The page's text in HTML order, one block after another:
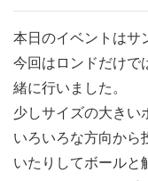
本日のイベントはサ
今回はロンドだけで
緒に行いました。
少しサイズの大きい
いろいろな方向から
いたりしてボールと